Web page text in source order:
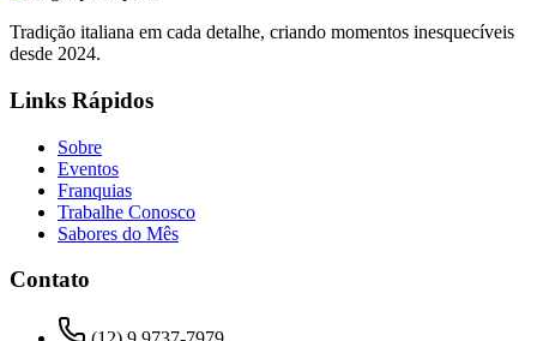
Tradição italiana em cada detalhe, criando momentos inesquecíveis
desde 2024.
Links Rápidos
Sobre
Eventos
Franquias
Trabalhe Conosco
Sabores do Mês
Contato